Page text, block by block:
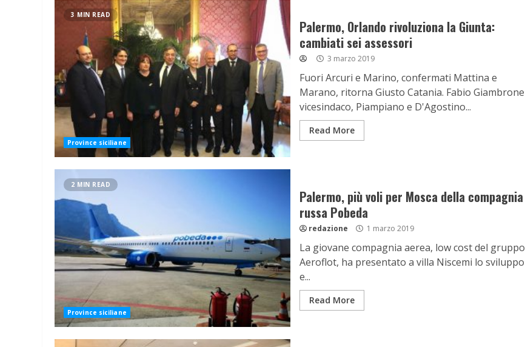
3 MIN READ
Province siciliane
Palermo, Orlando rivoluziona la Giunta:
cambiati sei assessori
3 marzo 2019
Fuori Arcuri e Marino, confermati Mattina e
Marano, ritorna Giusto Catania. Fabio Giambrone
vicesindaco, Piampiano e D'Agostino...
Read More
2 MIN READ
Province siciliane
Palermo, più voli per Mosca della compagnia
russa Pobeda
redazione 1 marzo 2019
La giovane compagnia aerea, low cost del gruppo
Aeroflot, ha presentato a villa Niscemi lo sviluppo
e...
Read More